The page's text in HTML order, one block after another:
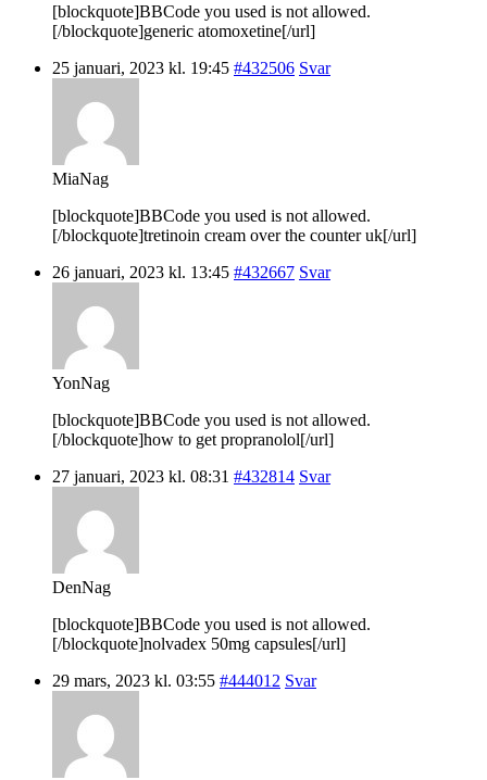
[blockquote]BBCode you used is not allowed.
[/blockquote]generic atomoxetine[/url]
25 januari, 2023 kl. 19:45 #432506 Svar
MiaNag
[blockquote]BBCode you used is not allowed.
[/blockquote]tretinoin cream over the counter uk[/url]
26 januari, 2023 kl. 13:45 #432667 Svar
YonNag
[blockquote]BBCode you used is not allowed.
[/blockquote]how to get propranolol[/url]
27 januari, 2023 kl. 08:31 #432814 Svar
DenNag
[blockquote]BBCode you used is not allowed.
[/blockquote]nolvadex 50mg capsules[/url]
29 mars, 2023 kl. 03:55 #444012 Svar